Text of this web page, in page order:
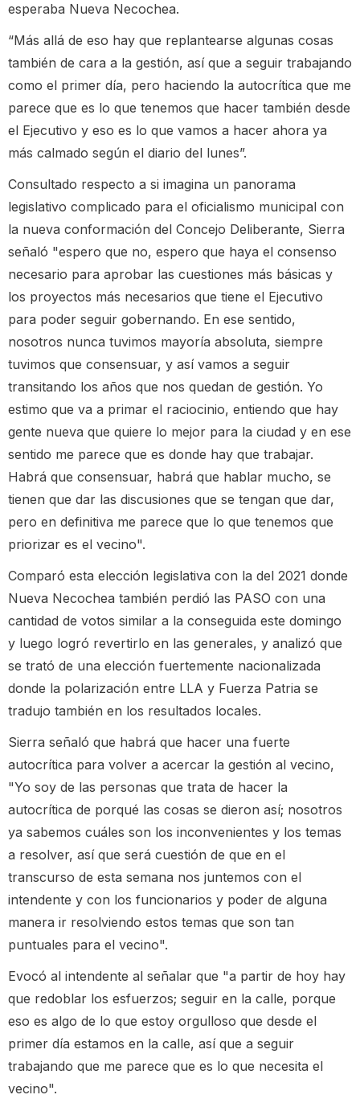
esperaba Nueva Necochea.
“Más allá de eso hay que replantearse algunas cosas
también de cara a la gestión, así que a seguir trabajando
como el primer día, pero haciendo la autocrítica que me
parece que es lo que tenemos que hacer también desde
el Ejecutivo y eso es lo que vamos a hacer ahora ya
más calmado según el diario del lunes”.
Consultado respecto a si imagina un panorama
legislativo complicado para el oficialismo municipal con
la nueva conformación del Concejo Deliberante, Sierra
señaló "espero que no, espero que haya el consenso
necesario para aprobar las cuestiones más básicas y
los proyectos más necesarios que tiene el Ejecutivo
para poder seguir gobernando. En ese sentido,
nosotros nunca tuvimos mayoría absoluta, siempre
tuvimos que consensuar, y así vamos a seguir
transitando los años que nos quedan de gestión. Yo
estimo que va a primar el raciocinio, entiendo que hay
gente nueva que quiere lo mejor para la ciudad y en ese
sentido me parece que es donde hay que trabajar.
Habrá que consensuar, habrá que hablar mucho, se
tienen que dar las discusiones que se tengan que dar,
pero en definitiva me parece que lo que tenemos que
priorizar es el vecino".
Comparó esta elección legislativa con la del 2021 donde
Nueva Necochea también perdió las PASO con una
cantidad de votos similar a la conseguida este domingo
y luego logró revertirlo en las generales, y analizó que
se trató de una elección fuertemente nacionalizada
donde la polarización entre LLA y Fuerza Patria se
tradujo también en los resultados locales.
Sierra señaló que habrá que hacer una fuerte
autocrítica para volver a acercar la gestión al vecino,
"Yo soy de las personas que trata de hacer la
autocrítica de porqué las cosas se dieron así; nosotros
ya sabemos cuáles son los inconvenientes y los temas
a resolver, así que será cuestión de que en el
transcurso de esta semana nos juntemos con el
intendente y con los funcionarios y poder de alguna
manera ir resolviendo estos temas que son tan
puntuales para el vecino".
Evocó al intendente al señalar que "a partir de hoy hay
que redoblar los esfuerzos; seguir en la calle, porque
eso es algo de lo que estoy orgulloso que desde el
primer día estamos en la calle, así que a seguir
trabajando que me parece que es lo que necesita el
vecino".